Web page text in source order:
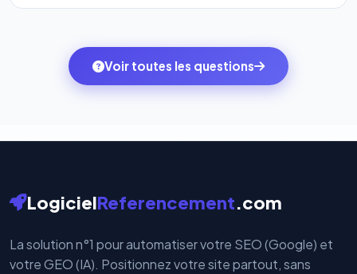
l'onglet« Migrer votre pack »pour basculer en
ambitions du moment — sans perdre vos données ni
votre historique.
monde. Vos données bancaires ne transitent jamais
par nos serveurs — elles sont gérées directement et
Voir toutes les questions
LogicielReferencement.com
La solution n°1 pour automatiser votre SEO (Google) et
votre GEO (IA). Positionnez votre site partout, sans